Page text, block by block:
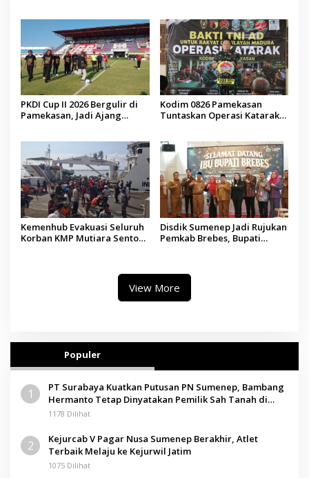
PKDI Cup II 2026 Bergulir di
Pamekasan, Jadi Ajang
Kodim 0826 Pamekasan
Tuntaskan Operasi Katarak
Kemenhub Evakuasi Seluruh
Korban KMP Mutiara Sentosa
Disdik Sumenep Jadi Rujukan
Pemkab Brebes, Bupati
View More
Populer
1
PT Surabaya Kuatkan Putusan PN Sumenep, Bambang
Hermanto Tetap Dinyatakan Pemilik Sah Tanah di
Pamolokan
1178 Dilihat
2
Kejurcab V Pagar Nusa Sumenep Berakhir, Atlet
Terbaik Melaju ke Kejurwil Jatim
1075 Dilihat